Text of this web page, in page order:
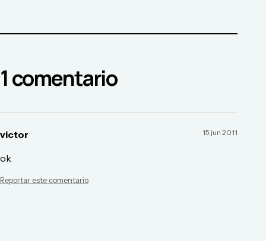
1comentario
victor 15 jun 2011
ok
Reportar este comentario